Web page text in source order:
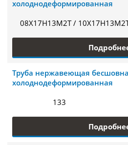
холоднодеформированная
08Х17Н13М2Т /
Труба нержавеющая
холоднодеформированная
133